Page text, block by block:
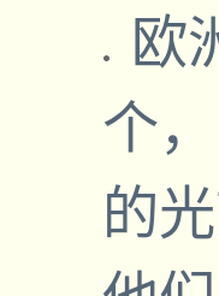
欧
个
的